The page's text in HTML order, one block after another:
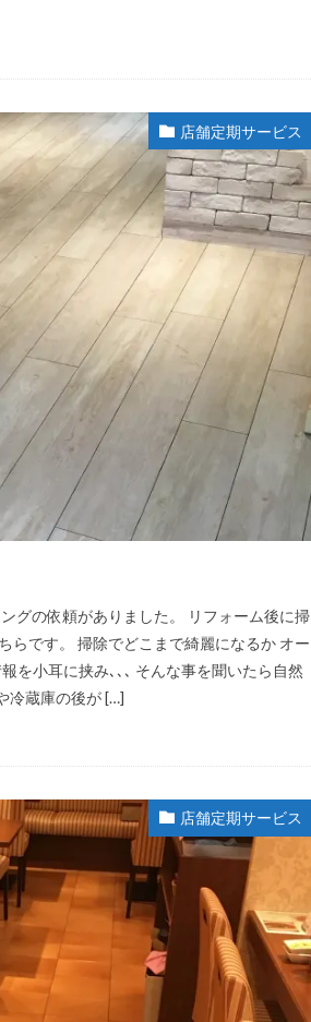
店舗定期サービス
グの依頼がありました。 リフォーム後に掃
らです。 掃除でどこまで綺麗になるか オー
を小耳に挟み､､､ そんな事を聞いたら自然
冷蔵庫の後が […]
店舗定期サービス